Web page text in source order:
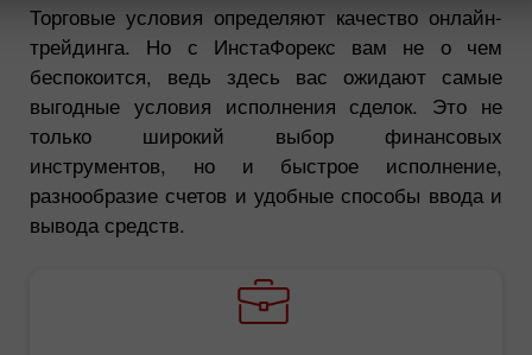
Торговые условия определяют качество онлайн-
трейдинга. Но с ИнстаФорекс вам не о чем
беспокоится, ведь здесь вас ожидают самые
выгодные условия исполнения сделок. Это не
только широкий выбор финансовых
инструментов, но и быстрое исполнение,
разнообразие счетов и удобные способы ввода и
вывода средств.